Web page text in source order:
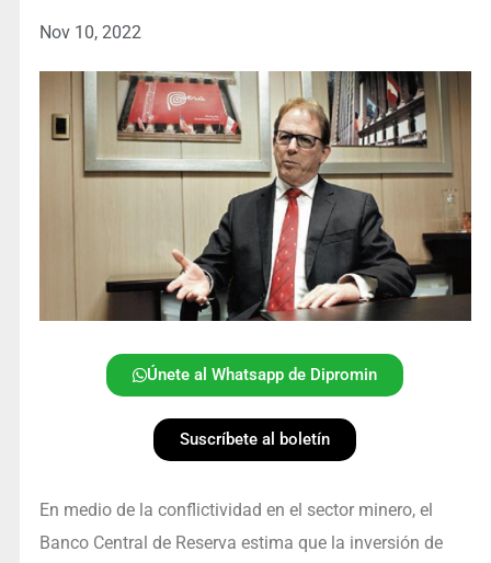
Nov 10, 2022
Únete al Whatsapp de Dipromin
Suscríbete al boletín
En medio de la conflictividad en el sector minero, el
Banco Central de Reserva estima que la inversión de